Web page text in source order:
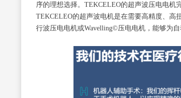
序的理想选择。TEKCELEO的超声波压电电机
TEKCELEO的超声波电机是在需要高精度、高
行波压电电机或Wavelling©压电电机，能够为